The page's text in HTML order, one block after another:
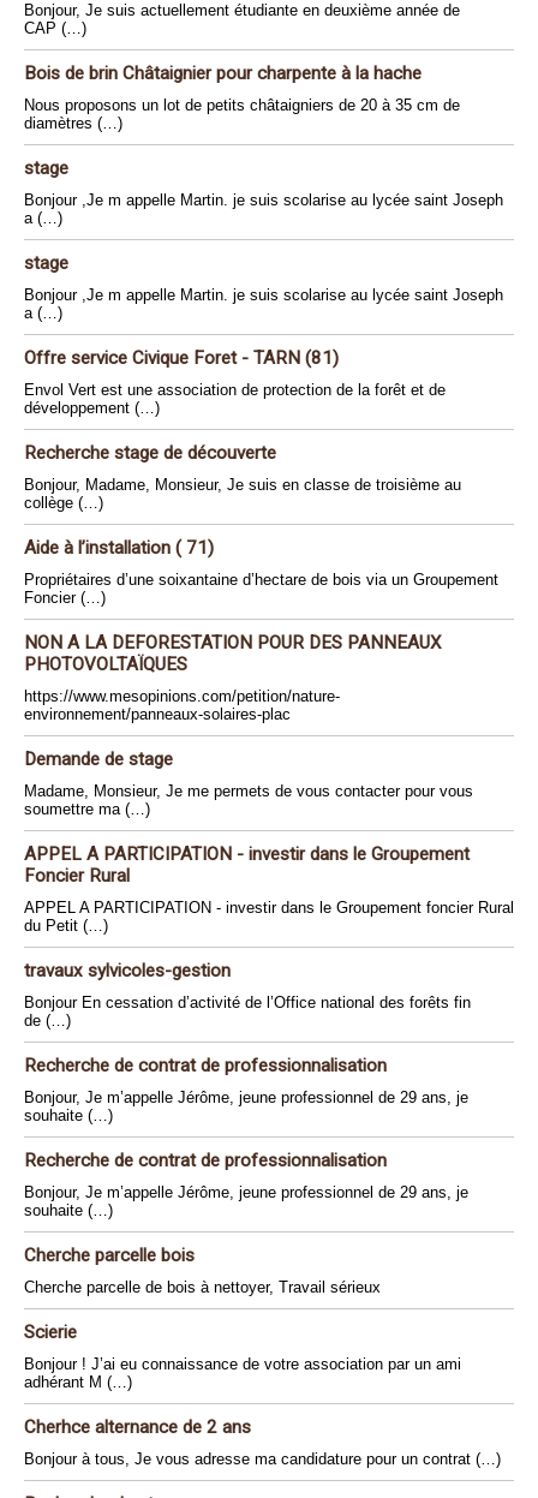
Bonjour, Je suis actuellement étudiante en deuxième année de
CAP (…)
Bois de brin Châtaignier pour charpente à la hache
Nous proposons un lot de petits châtaigniers de 20 à 35 cm de
diamètres (…)
stage
Bonjour ,Je m appelle Martin. je suis scolarise au lycée saint Joseph
a (…)
stage
Bonjour ,Je m appelle Martin. je suis scolarise au lycée saint Joseph
a (…)
Offre service Civique Foret - TARN (81)
Envol Vert est une association de protection de la forêt et de
développement (…)
Recherche stage de découverte
Bonjour, Madame, Monsieur, Je suis en classe de troisième au
collège (…)
Aide à l’installation ( 71)
Propriétaires d’une soixantaine d’hectare de bois via un Groupement
Foncier (…)
NON A LA DEFORESTATION POUR DES PANNEAUX
PHOTOVOLTAÏQUES
https://www.mesopinions.com/petition/nature-
environnement/panneaux-solaires-plac
Demande de stage
Madame, Monsieur, Je me permets de vous contacter pour vous
soumettre ma (…)
APPEL A PARTICIPATION - investir dans le Groupement
Foncier Rural
APPEL A PARTICIPATION - investir dans le Groupement foncier Rural
du Petit (…)
travaux sylvicoles-gestion
Bonjour En cessation d’activité de l’Office national des forêts fin
de (…)
Recherche de contrat de professionnalisation
Bonjour, Je m’appelle Jérôme, jeune professionnel de 29 ans, je
souhaite (…)
Recherche de contrat de professionnalisation
Bonjour, Je m’appelle Jérôme, jeune professionnel de 29 ans, je
souhaite (…)
Cherche parcelle bois
Cherche parcelle de bois à nettoyer, Travail sérieux
Scierie
Bonjour ! J’ai eu connaissance de votre association par un ami
adhérant M (…)
Cherhce alternance de 2 ans
Bonjour à tous, Je vous adresse ma candidature pour un contrat (…)